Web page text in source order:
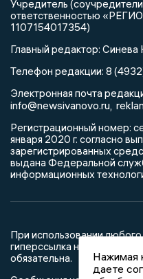
Учредитель
ответственностью
1107154017354)
Главный редактор:
Телефон редакции: 8
Электронная почта
info@newsivanovo.ru,
Регистрационный номер:
января 2020 г. согласно
зарегистрированных
выдана Федеральной
информационных
При использовании
гиперссылка на Сетевое
обязательна.
Нажимая
даете